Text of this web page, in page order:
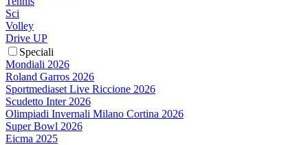
Sci
Volley
Drive UP
Speciali
Mondiali 2026
Roland Garros 2026
Sportmediaset Live Riccione 2026
Scudetto Inter 2026
Olimpiadi Invernali Milano Cortina 2026
Super Bowl 2026
Eicma 2025